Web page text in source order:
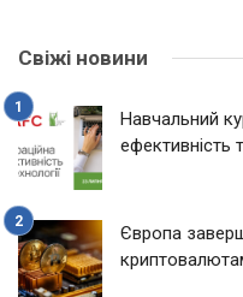
Свіжі новини
Навчальний
ефективність
Європа